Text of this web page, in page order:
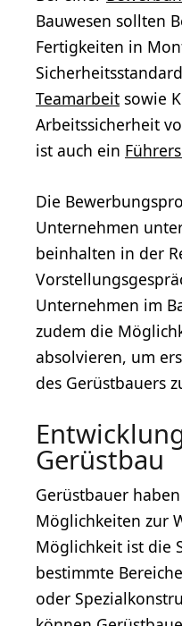
Bauwesen sollten
Fertigkeiten in
Teamarbeit sowie
Arbeitssicherheit
ist auch ein
Die
Unternehmen
beinhalten in der
Unternehmen im
zudem die
absolvieren, um
des Gerüstbauers
Gerüstbau
Gerüstbauer
Möglichkeiten zur
Möglichkeit ist die
bestimmte
oder